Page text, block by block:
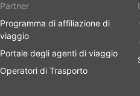
Partner
Programma di affiliazione di
viaggio
Portale degli agenti di viaggio
Operatori di Trasporto